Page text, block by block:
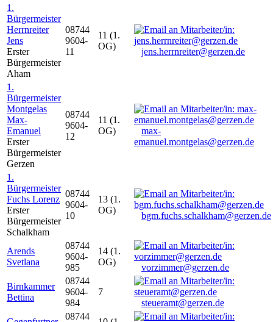
1.
Bürgermeister
Herrnreiter
Jens
Erster
Bürgermeister
Aham
08744
9604-
11
11 (1.
OG)
jens.herrnreiter@gerzen.de
1.
Bürgermeister
Montgelas
Max-
Emanuel
Erster
Bürgermeister
Gerzen
08744
9604-
12
11 (1.
OG)
max-
emanuel.montgelas@gerzen.de
1.
Bürgermeister
Fuchs Lorenz
Erster
Bürgermeister
Schalkham
08744
9604-
10
13 (1.
OG)
bgm.fuchs.schalkham@gerzen.de
Arends
Svetlana
08744
9604-
985
14 (1.
OG)
vorzimmer@gerzen.de
Birnkammer
Bettina
08744
9604-
984
7
steueramt@gerzen.de
08744